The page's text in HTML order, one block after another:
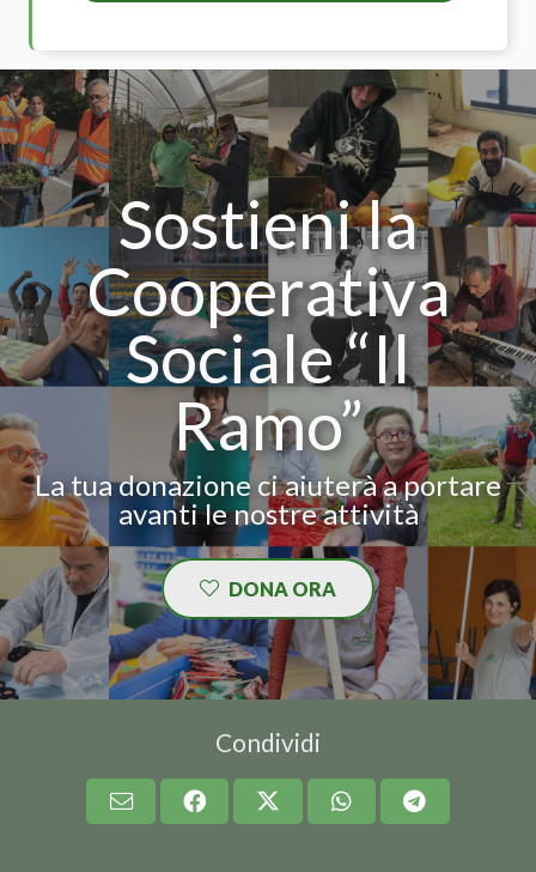
Sostieni la
Cooperativa
Sociale “Il
Ramo”
La tua donazione ci aiuterà a portare
avanti le nostre attività
DONA ORA
Condividi